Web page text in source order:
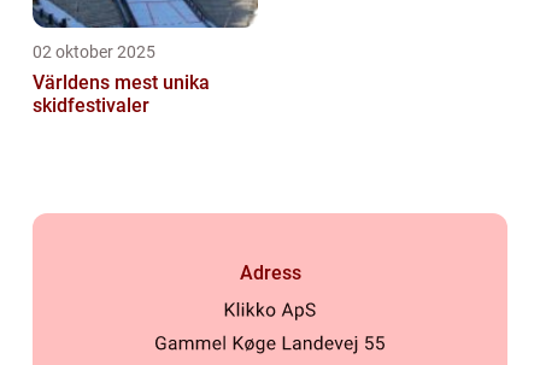
02 oktober 2025
Världens mest unika
skidfestivaler
Adress